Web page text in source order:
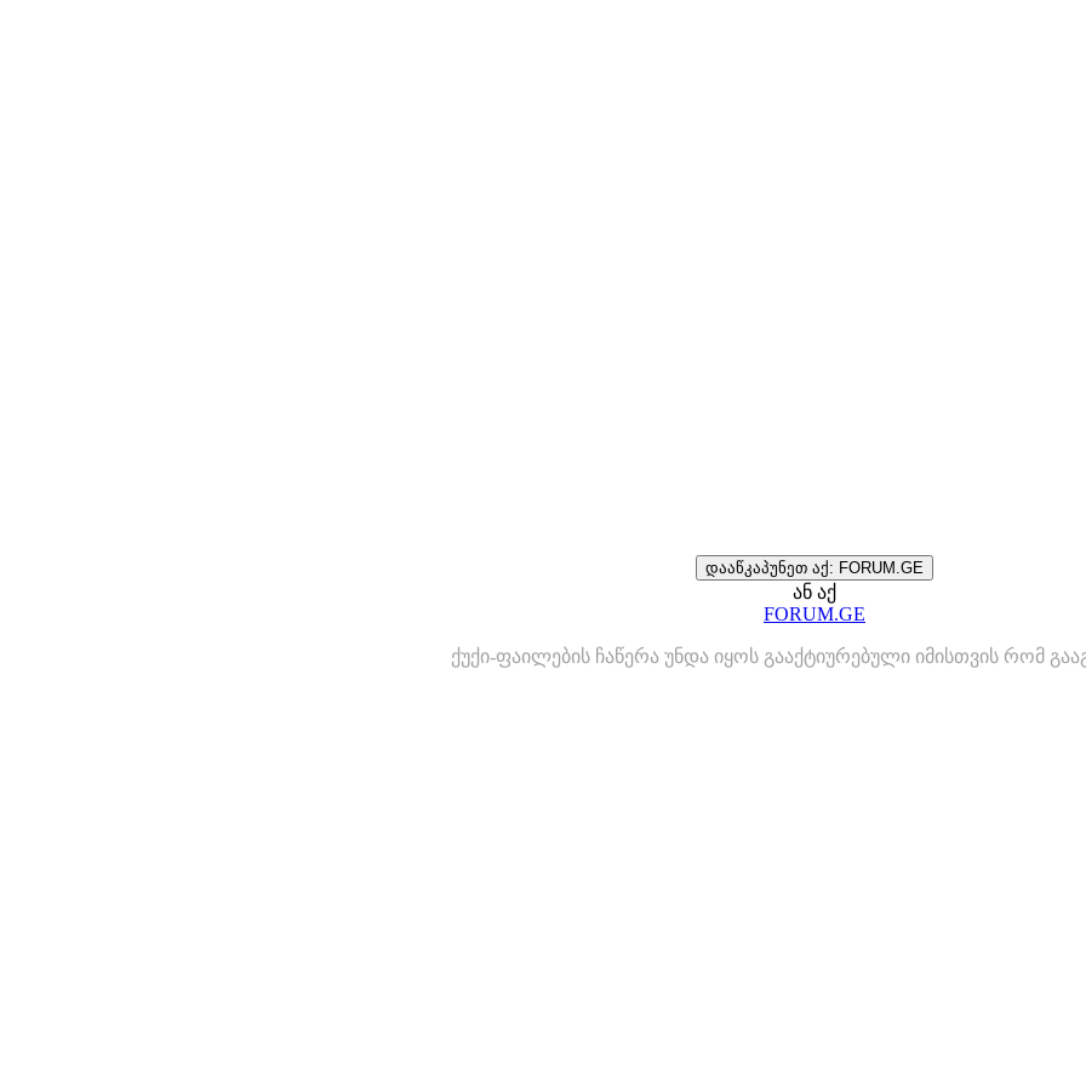
დააწკაპუნეთ აქ: FORUM.GE
ან აქ
FORUM.GE
ქუქი-ფაილების ჩაწერა უნდა იყოს გააქტიურებული იმისთვის რომ